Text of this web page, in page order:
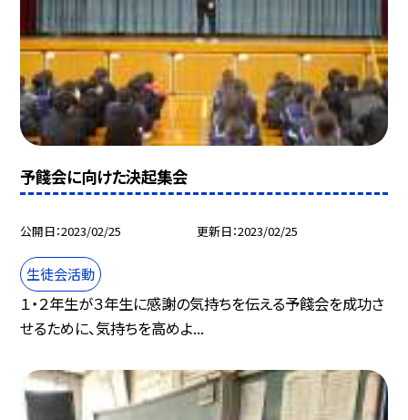
予餞会に向けた決起集会
公開日 2023/02/25 更新日 2023/02/25
生徒会活動
１・２年生が３年生に感謝の気持ちを伝える予餞会を成功さ
せるために、気持ちを高めよ...